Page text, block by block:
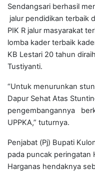
Sendangsari berhasil
jalur pendidikan terbaik
PIK R jalur masyarakat
lomba kader terbaik
KB Lestari 20 tahun
Tustiyanti.
“Untuk menurunkan
Dapur Sehat Atas
pengembangannya
UPPKA,” tuturnya.
Penjabat (Pj) Bupati
pada puncak peringatan
Harganas hendaknya